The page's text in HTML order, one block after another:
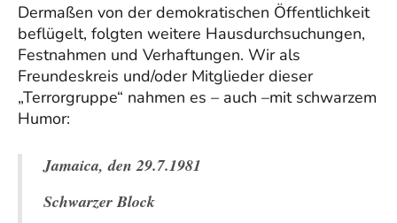
Dermaßen von der demokratischen Öffentlichkeit
beflügelt, folgten weitere Hausdurchsuchungen,
Festnahmen und Verhaftungen. Wir als
Freundeskreis und/oder Mitglieder dieser
„Terrorgruppe“ nahmen es – auch –mit schwarzem
Humor:
Jamaica, den 29.7.1981
Schwarzer Block